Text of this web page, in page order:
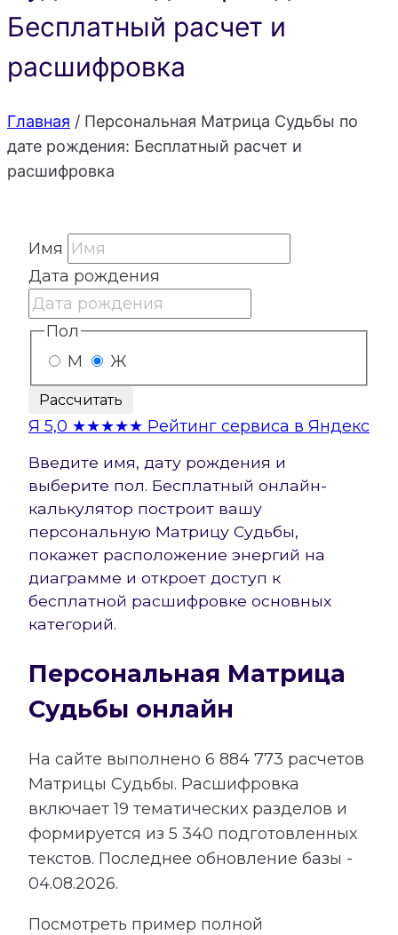
Бесплатный расчет и
расшифровка
Главная / Персональная Матрица Судьбы по
дате рождения: Бесплатный расчет и
расшифровка
Имя
Дата рождения
Пол
М
Ж
Рассчитать
Я 5,0 ★★★★★ Рейтинг сервиса в Яндекс
Введите имя, дату рождения и
выберите пол. Бесплатный онлайн-
калькулятор построит вашу
персональную Матрицу Судьбы,
покажет расположение энергий на
диаграмме и откроет доступ к
бесплатной расшифровке основных
категорий.
Персональная Матрица
Судьбы онлайн
На сайте выполнено 6 884 773 расчетов
Матрицы Судьбы. Расшифровка
включает19 тематических разделов и
формируется из 5 340 подготовленных
текстов. Последнее обновление базы -
04.08.2026.
Посмотреть пример полной